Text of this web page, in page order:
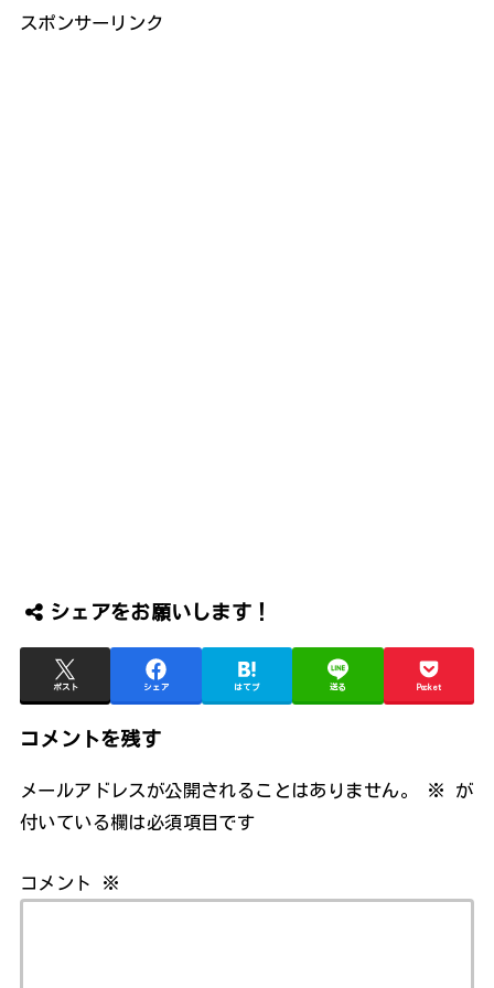
スポンサーリンク
シェアをお願いします！
ポスト シェア はてブ 送る Pocket
コメントを残す
メールアドレスが公開されることはありません。 ※
が
付いている欄は必須項目です
コメント ※